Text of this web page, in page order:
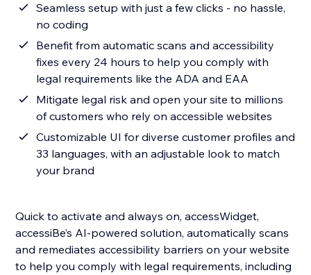
Seamless setup with just a few clicks - no hassle,
no coding
Benefit from automatic scans and accessibility
fixes every 24 hours to help you comply with
legal requirements like the ADA and EAA
Mitigate legal risk and open your site to millions
of customers who rely on accessible websites
Customizable UI for diverse customer profiles and
33 languages, with an adjustable look to match
your brand
Quick to activate and always on, accessWidget,
accessiBe’s AI-powered solution, automatically scans
and remediates accessibility barriers on your website
to help you comply with legal requirements, including